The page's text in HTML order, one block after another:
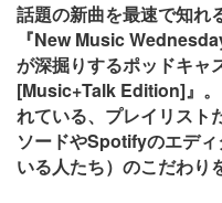
話題の新曲を最速で知れ
『New Music
が深掘りするポッドキ
[Music+Talk Edition]』
れている、プレイリスト
ソードやSpotifyのエデ
いる人たち）のこだわり